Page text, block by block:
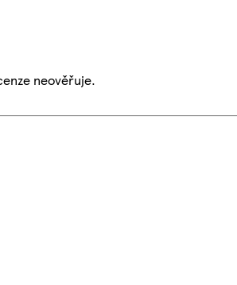
neověřuje.